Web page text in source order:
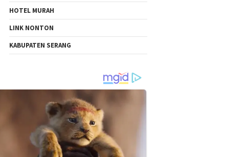
HOTEL MURAH
LINK NONTON
KABUPATEN SERANG